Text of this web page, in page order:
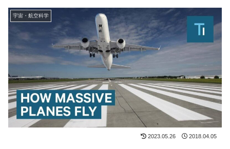
宇宙・航空科学
2023.05.26 2018.04.05